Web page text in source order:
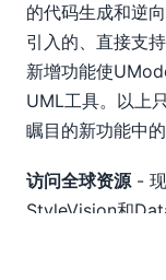
的代码生成和逆
引入的、直接支
新增功能使
UML工具。以上
瞩目的新功能中的
访问全球资源- 现
StyleVision和